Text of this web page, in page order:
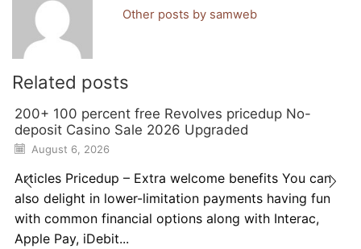
Other posts by samweb
Related posts
200+ 100 percent free Revolves pricedup No-
deposit Casino Sale 2026 Upgraded
August 6, 2026
Articles Pricedup – Extra welcome benefits You can
also delight in lower-limitation payments having fun
with common financial options along with Interac,
Apple Pay, iDebit...